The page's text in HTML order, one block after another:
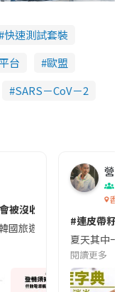
快速測試套裝
台
歐盟
SARS－CoV－2
被沒收😱出發前切記檢查
韓國旅遊的民眾，近期要
營養
香港
#連皮帶籽
夏天其中一
閱讀更多